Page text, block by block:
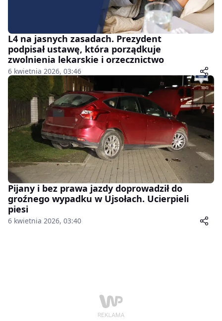
L4 na jasnych zasadach. Prezydent
podpisał ustawę, która porządkuje
zwolnienia lekarskie i orzecznictwo
6 kwietnia 2026, 03:46
Pijany i bez prawa jazdy doprowadził do
groźnego wypadku w Ujsołach. Ucierpieli
piesi
6 kwietnia 2026, 03:40